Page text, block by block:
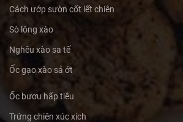
Cách ướp sườn cốt lết chiên
Sò lông xào
Nghêu xào sa tế
Ốc gạo xào sả ớt
Ốc bươu hấp tiêu
Trứng chiên xúc xích